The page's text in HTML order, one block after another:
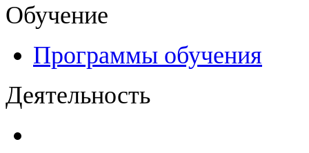
Обучение
Программы обучения
Деятельность